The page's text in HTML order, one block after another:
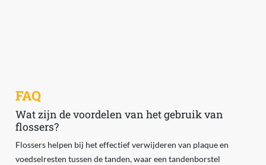
FAQ
Wat zijn de voordelen van het gebruik van
flossers?
Flossers helpen bij het effectief verwijderen van plaque en
voedselresten tussen de tanden, waar een tandenborstel